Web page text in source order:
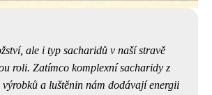
ale i typ sacharidů v naší stravě
roli. Zatímco komplexní sacharidy z
výrobků a luštěnin nám dodávají energii